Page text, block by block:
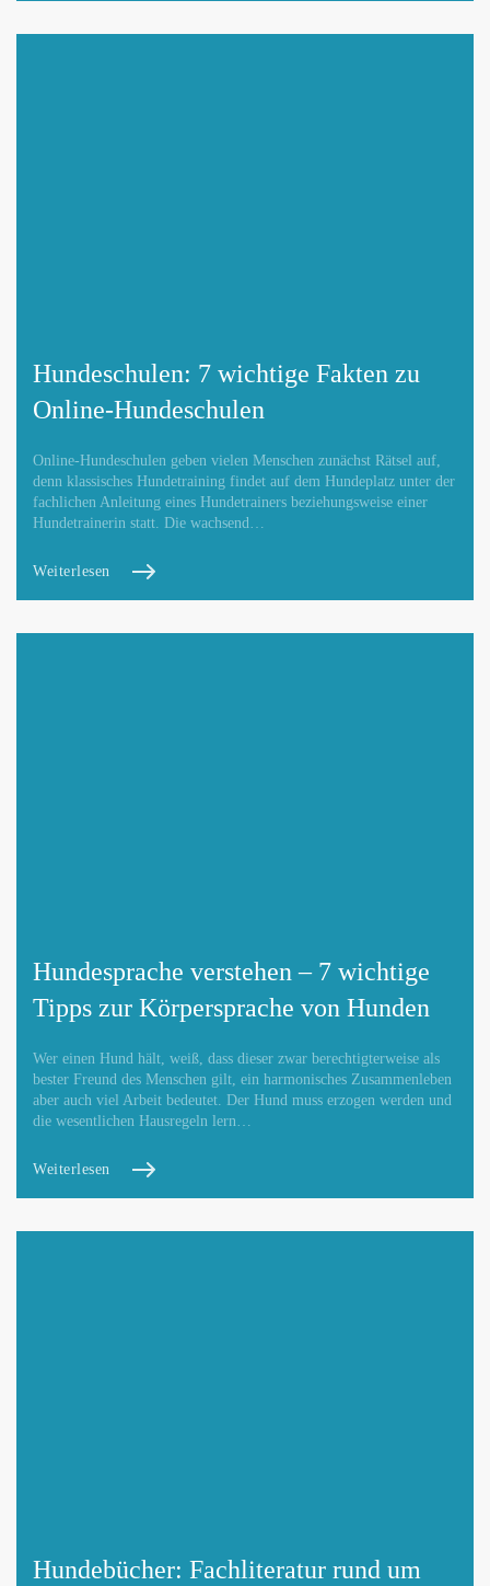
Hundeschulen: 7 wichtige Fakten zu
Online-Hundeschulen
Online-Hundeschulen geben vielen Menschen zunächst Rätsel auf,
denn klassisches Hundetraining findet auf dem Hundeplatz unter der
fachlichen Anleitung eines Hundetrainers beziehungsweise einer
Hundetrainerin statt. Die wachsend…
Weiterlesen
Hundesprache verstehen – 7 wichtige
Tipps zur Körpersprache von Hunden
Wer einen Hund hält, weiß, dass dieser zwar berechtigterweise als
bester Freund des Menschen gilt, ein harmonisches Zusammenleben
aber auch viel Arbeit bedeutet. Der Hund muss erzogen werden und
die wesentlichen Hausregeln lern…
Weiterlesen
Hundebücher: Fachliteratur rund um